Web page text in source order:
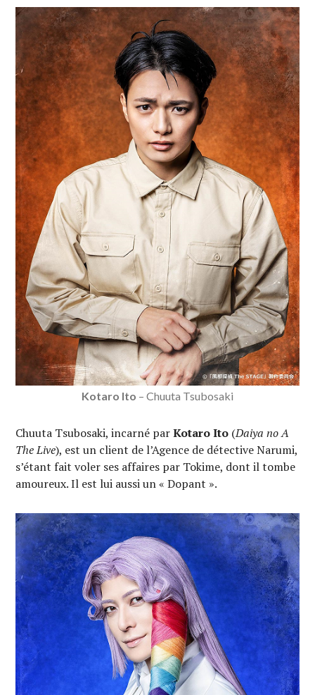
Kotaro Ito – Chuuta Tsubosaki
Chuuta Tsubosaki, incarné parKotaro Ito (Daiya no A
The Live), est un client de l’Agence de détective Narumi,
s’étant fait voler ses affaires par Tokime, dont il tombe
amoureux. Il est lui aussi un « Dopant ».